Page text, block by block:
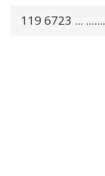
119 6723 ... .......